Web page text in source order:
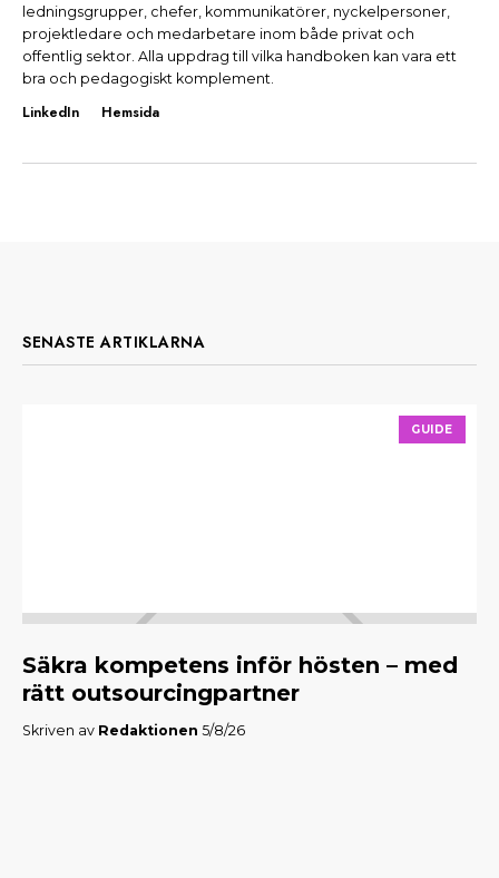
ledningsgrupper, chefer, kommunikatörer, nyckelpersoner,
projektledare och medarbetare inom både privat och
offentlig sektor. Alla uppdrag till vilka handboken kan vara ett
bra och pedagogiskt komplement.
LinkedIn Hemsida
SENASTE ARTIKLARNA
GUIDE
Säkra kompetens inför hösten – med
rätt outsourcingpartner
Skriven av Redaktionen 5/8/26